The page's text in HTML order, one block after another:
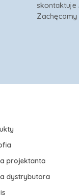
skontaktuje
projektanta
dystrybutora